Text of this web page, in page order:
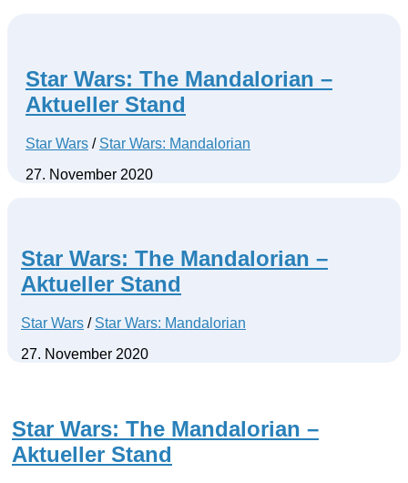
Star Wars: The Mandalorian –
Aktueller Stand
Star Wars / Star Wars: Mandalorian
27. November 2020
Star Wars: The Mandalorian –
Aktueller Stand
Star Wars / Star Wars: Mandalorian
27. November 2020
Star Wars: The Mandalorian –
Aktueller Stand